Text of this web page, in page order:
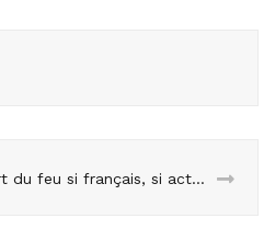
Brisach, un art du feu si français, si actuel, si serein